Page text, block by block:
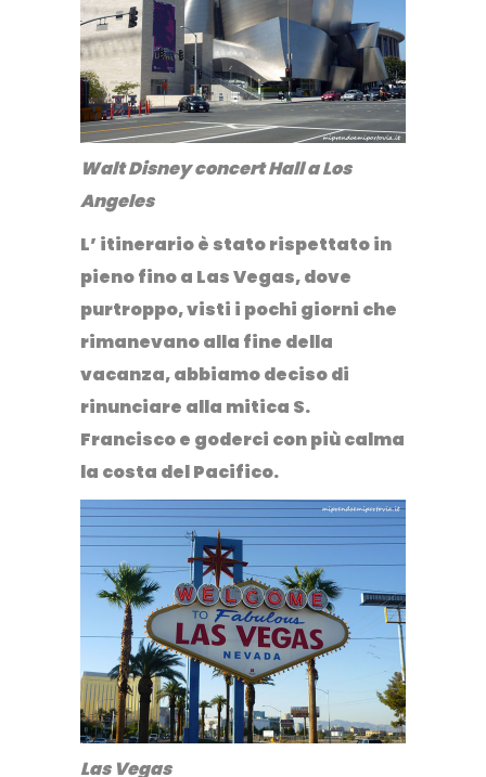
Walt Disney concert Hall a Los
Angeles
L’ itinerario è stato rispettato in
pieno fino a Las Vegas, dove
purtroppo, visti i pochi giorni che
rimanevano alla fine della
vacanza,abbiamo deciso di
rinunciare alla mitica S.
Francisco e goderci con più calma
la costa del Pacifico.
Las Vegas